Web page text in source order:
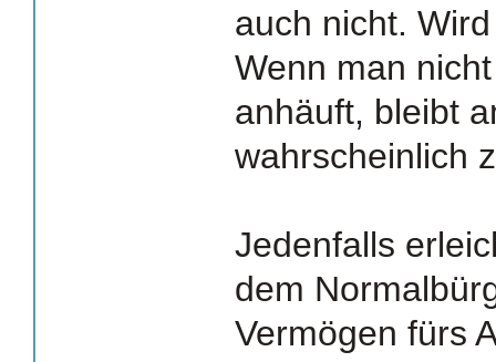
auch nicht.
Wenn man
anhäuft, bleibt
wahrscheinlich
Jedenfalls
dem
Vermögen fürs